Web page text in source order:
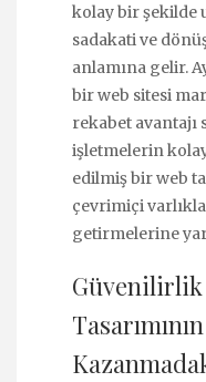
kolay bir şekilde
sadakati ve
anlamına gelir.
bir web sitesi
rekabet avantajı
işletmelerin
edilmiş bir web
çevrimiçi
getirmelerine
Güvenilirlik